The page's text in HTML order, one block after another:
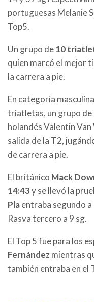
portuguesas Melanie
Top5.
Un grupo de10
quien marcó el mejor
la carrera a pie.
En categoría
triatletas, un grupo
holandés Valentin
salida de la T2,
de carrera a pie.
El británico Mack
14:43y se llevó la
Plaentraba segundo
Rasva tercero a 9 sg.
El Top 5 fue para los
Fernández mientras
también entraba en el